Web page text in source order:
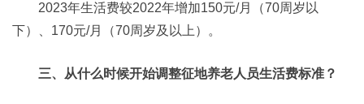
2023年生活费较2022年增加150元/月（70周岁以
下）、170元/月（70周岁及以上）。
三、从什么时候开始调整征地养老人员生活费标准？